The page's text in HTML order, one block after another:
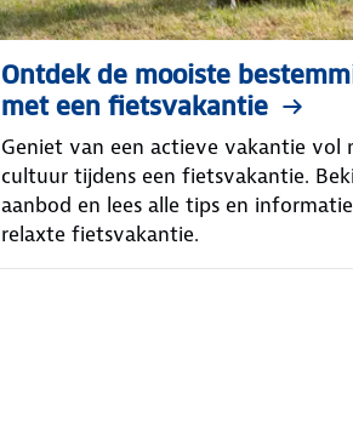
Ontdek de mooiste
met een fietsvakantie
Geniet van een actieve vakantie vol
cultuur tijdens een fietsvakantie.
aanbod en lees alle tips en
relaxte fietsvakantie.